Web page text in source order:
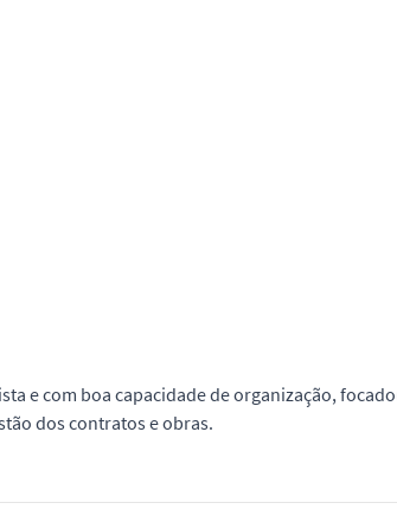
e com boa capacidade de organização,
dos contratos e obras.